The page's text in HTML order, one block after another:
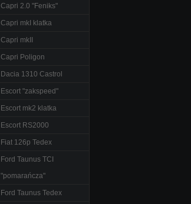
Capri 2.0 "Feniks"
Capri mkI klatka
Capri mkII
Capri Poligon
Dacia 1310 Castrol
Escort "zakspeed"
Escort mk2 klatka
Escort RS2000
Fiat 126p Tedex
Ford Taunus TCI
"pomarańcza"
Ford Taunus Tedex